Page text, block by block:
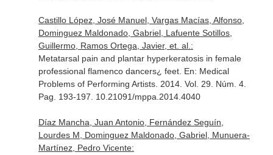
Castillo López, José Manuel, Vargas Macías, Alfonso,
Dominguez Maldonado, Gabriel, Lafuente Sotillos,
Guillermo, Ramos Ortega, Javier, et. al.:
Metatarsal pain and plantar hyperkeratosis in female
professional flamenco dancers¿ feet. En: Medical
Problems of Performing Artists. 2014. Vol. 29. Núm. 4.
Pag. 193-197. 10.21091/mppa.2014.4040
Díaz Mancha, Juan Antonio, Fernández Seguín,
Lourdes M, Dominguez Maldonado, Gabriel, Munuera-
Martínez, Pedro Vicente: